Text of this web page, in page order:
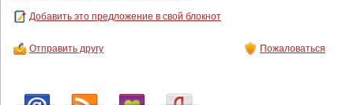
Добавить это предложение в свой блокнот
Отправить другу Пожаловаться